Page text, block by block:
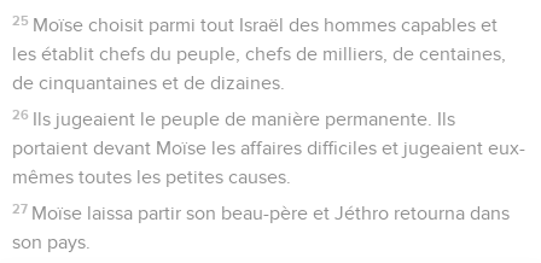
25 Moïse choisit parmi tout Israël des hommes capables et
les établit chefs du peuple, chefs de milliers, de centaines,
de cinquantaines et de dizaines.
26 Ils jugeaient le peuple de manière permanente. Ils
portaient devant Moïse les affaires difficiles et jugeaient eux-
mêmes toutes les petites causes.
27 Moïse laissa partir son beau-père et Jéthro retourna dans
son pays.